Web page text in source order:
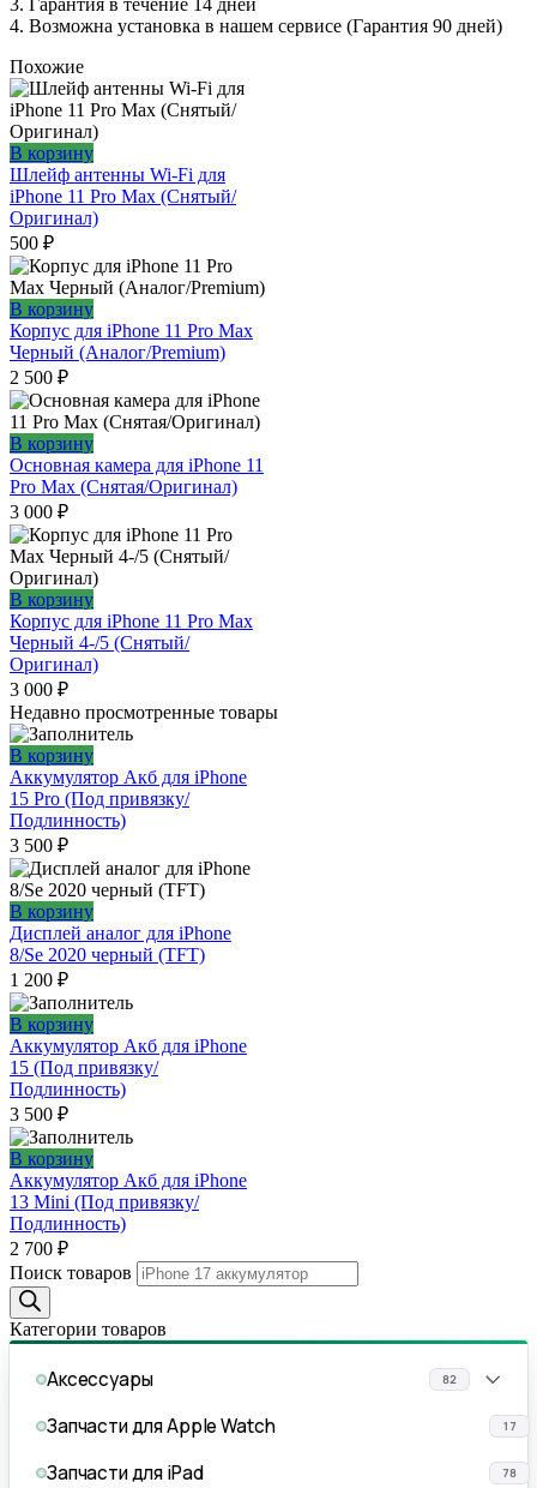
3. Гарантия в течение 14 дней
4. Возможна установка в нашем сервисе (Гарантия 90 дней)
Похожие
В корзину
Шлейф антенны Wi-Fi для
iPhone 11 Pro Max (Снятый/
Оригинал)
500 ₽
В корзину
Корпус для iPhone 11 Pro Max
Черный (Аналог/Premium)
2 500 ₽
В корзину
Основная камера для iPhone 11
Pro Max (Снятая/Оригинал)
3 000 ₽
В корзину
Корпус для iPhone 11 Pro Max
Черный 4-/5 (Снятый/
Оригинал)
3 000 ₽
Недавно просмотренные товары
В корзину
Аккумулятор Акб для iPhone
15 Pro (Под привязку/
Подлинность)
3 500 ₽
В корзину
Дисплей аналог для iPhone
8/Se 2020 черный (TFT)
1 200 ₽
В корзину
Аккумулятор Акб для iPhone
15 (Под привязку/
Подлинность)
3 500 ₽
В корзину
Аккумулятор Акб для iPhone
13 Mini (Под привязку/
Подлинность)
2 700 ₽
Поиск товаров
Категории товаров
Аксессуары 82
Запчасти для Apple Watch 17
Запчасти для iPad 78